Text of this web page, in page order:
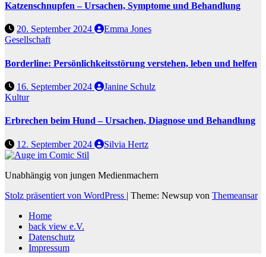
Katzenschnupfen – Ursachen, Symptome und Behandlung
20. September 2024
Emma Jones
Gesellschaft
Borderline: Persönlichkeitsstörung verstehen, leben und helfen
16. September 2024
Janine Schulz
Kultur
Erbrechen beim Hund – Ursachen, Diagnose und Behandlung
12. September 2024 Silvia Hertz
Unabhängig von jungen Medienmachern
Stolz präsentiert von WordPress | Theme: Newsup von Themeansar
Home
back view e.V.
Datenschutz
Impressum